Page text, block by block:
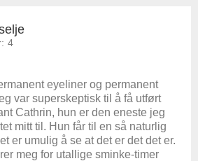
4
eyeliner og permanent
var superskeptisk til å få utført
Cathrin, hun er den eneste jeg
mitt til. Hun får til en så naturlig
er umulig å se at det er det det er.
meg for utallige sminke-timer